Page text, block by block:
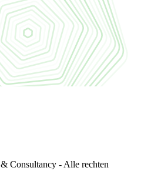
Consultancy - Alle rechten